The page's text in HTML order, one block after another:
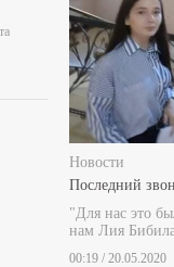
Новости
Последний
"Для нас это
нам Лия
00:19 / 20.05.2020